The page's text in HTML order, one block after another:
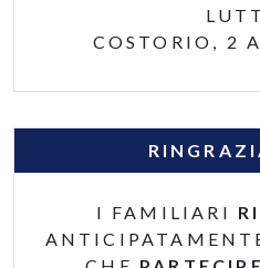
COSTORIO, 2
I FAMILIARI